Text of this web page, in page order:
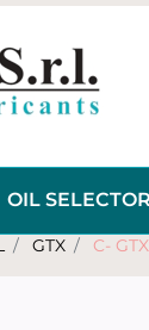
OIL SELECTOR
GTX C-